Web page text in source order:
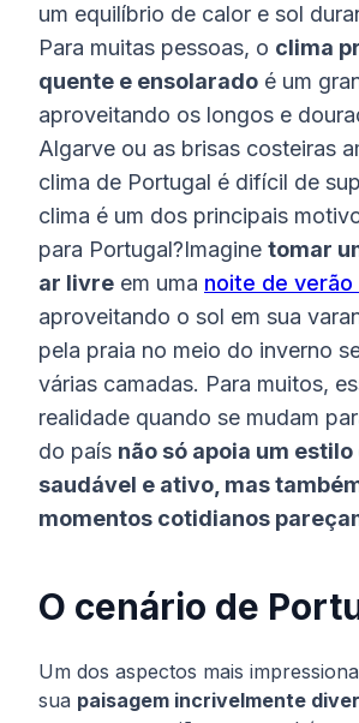
um equilíbrio de calor e sol
Para muitas pessoas, o clima
quente e ensolarado é um
aproveitando os longos e
Algarve ou as brisas costeiras
clima de Portugal é difícil de
clima é um dos principais
para Portugal?Imagine tomar
ar livre em uma noite de verão
aproveitando o sol em sua
pela praia no meio do inverno
várias camadas. Para muitos,
realidade quando se mudam
do país não só apoia um
saudável e ativo, mas
momentos cotidianos
O cenário de
Um dos aspectos mais
sua paisagem incrivelmente